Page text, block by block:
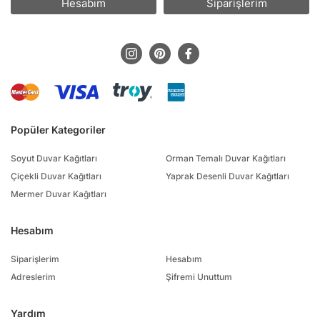
Popüler Kategoriler
Soyut Duvar Kağıtları
Çiçekli Duvar Kağıtları
Mermer Duvar Kağıtları
Orman Temalı Duvar Kağıtları
Yaprak Desenli Duvar Kağıtları
Hesabım
Siparişlerim
Adreslerim
Hesabım
Şifremi Unuttum
Yardım
Hesabım Siparişlerim